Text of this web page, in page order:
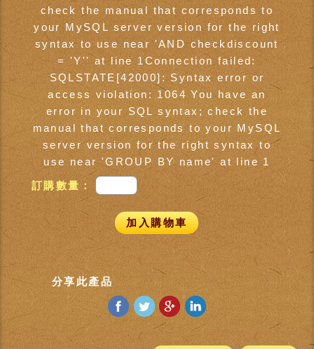
check the manual that corresponds to
your MySQL server version for the right
syntax to use near 'AND checkdiscount
= 'Y'' at line 1Connection failed:
SQLSTATE[42000]: Syntax error or
access violation: 1064 You have an
error in your SQL syntax; check the
manual that corresponds to your MySQL
server version for the right syntax to
use near 'GROUP BY name' at line 1
訂購數量：
加入購物車
分享此產品